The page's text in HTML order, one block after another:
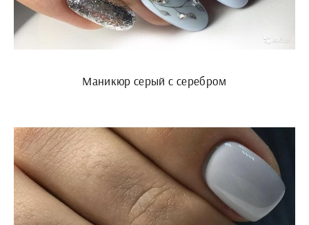
Маникюр серый с серебром